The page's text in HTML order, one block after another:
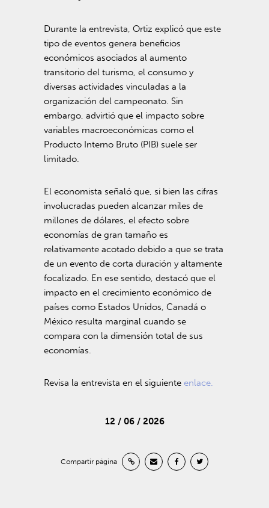
Durante la entrevista, Ortiz explicó que este
tipo de eventos genera beneficios
económicos asociados al aumento
transitorio del turismo, el consumo y
diversas actividades vinculadas a la
organización del campeonato. Sin
embargo, advirtió que el impacto sobre
variables macroeconómicas como el
Producto Interno Bruto (PIB) suele ser
limitado.
El economista señaló que, si bien las cifras
involucradas pueden alcanzar miles de
millones de dólares, el efecto sobre
economías de gran tamaño es
relativamente acotado debido a que se trata
de un evento de corta duración y altamente
focalizado. En ese sentido, destacó que el
impacto en el crecimiento económico de
países como Estados Unidos, Canadá o
México resulta marginal cuando se
compara con la dimensión total de sus
economías.
Revisa la entrevista en el siguienteenlace.
12 / 06 / 2026
Compartir página